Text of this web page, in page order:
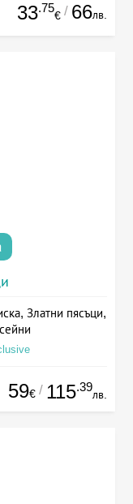
33.75
€ / 66лв.
Златни пясъци,
59€ / 115.39
лв.